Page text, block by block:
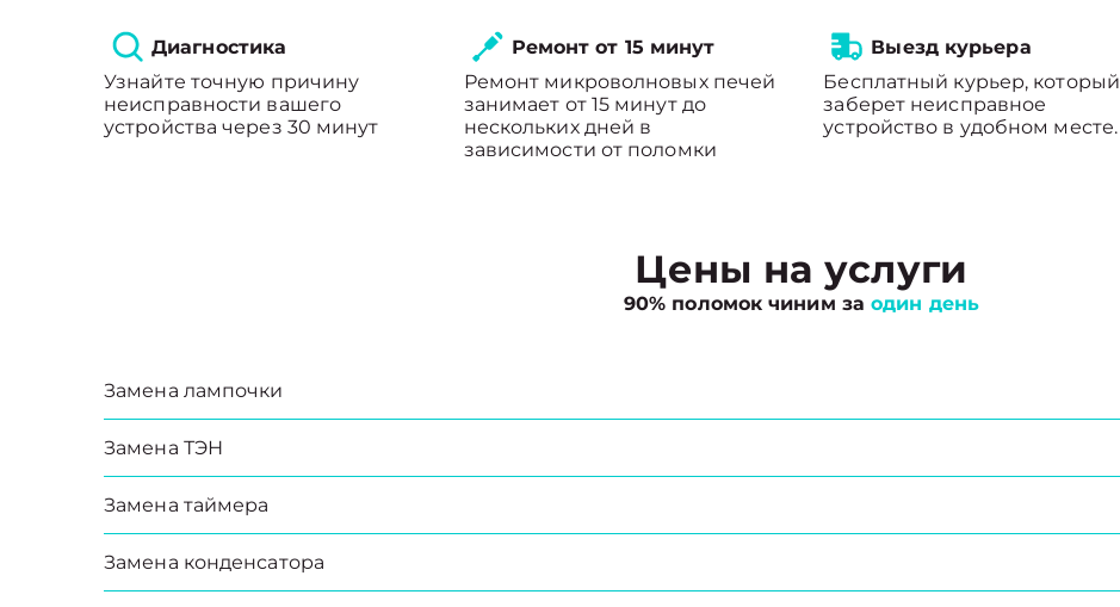
Диагностика
Узнайте точную причину
неисправности вашего
устройства через 30 минут
Ремонт от 15 минут
Ремонт микроволновых печей
занимает от 15 минут до
нескольких дней в
зависимости от поломки
Выезд курьера
Бесплатный курьер, который
заберет неисправное
устройство в удобном месте.
Цены на услуги
90% поломок чиним заодин день
Замена лампочки
Замена ТЭН
Замена таймера
Замена конденсатора